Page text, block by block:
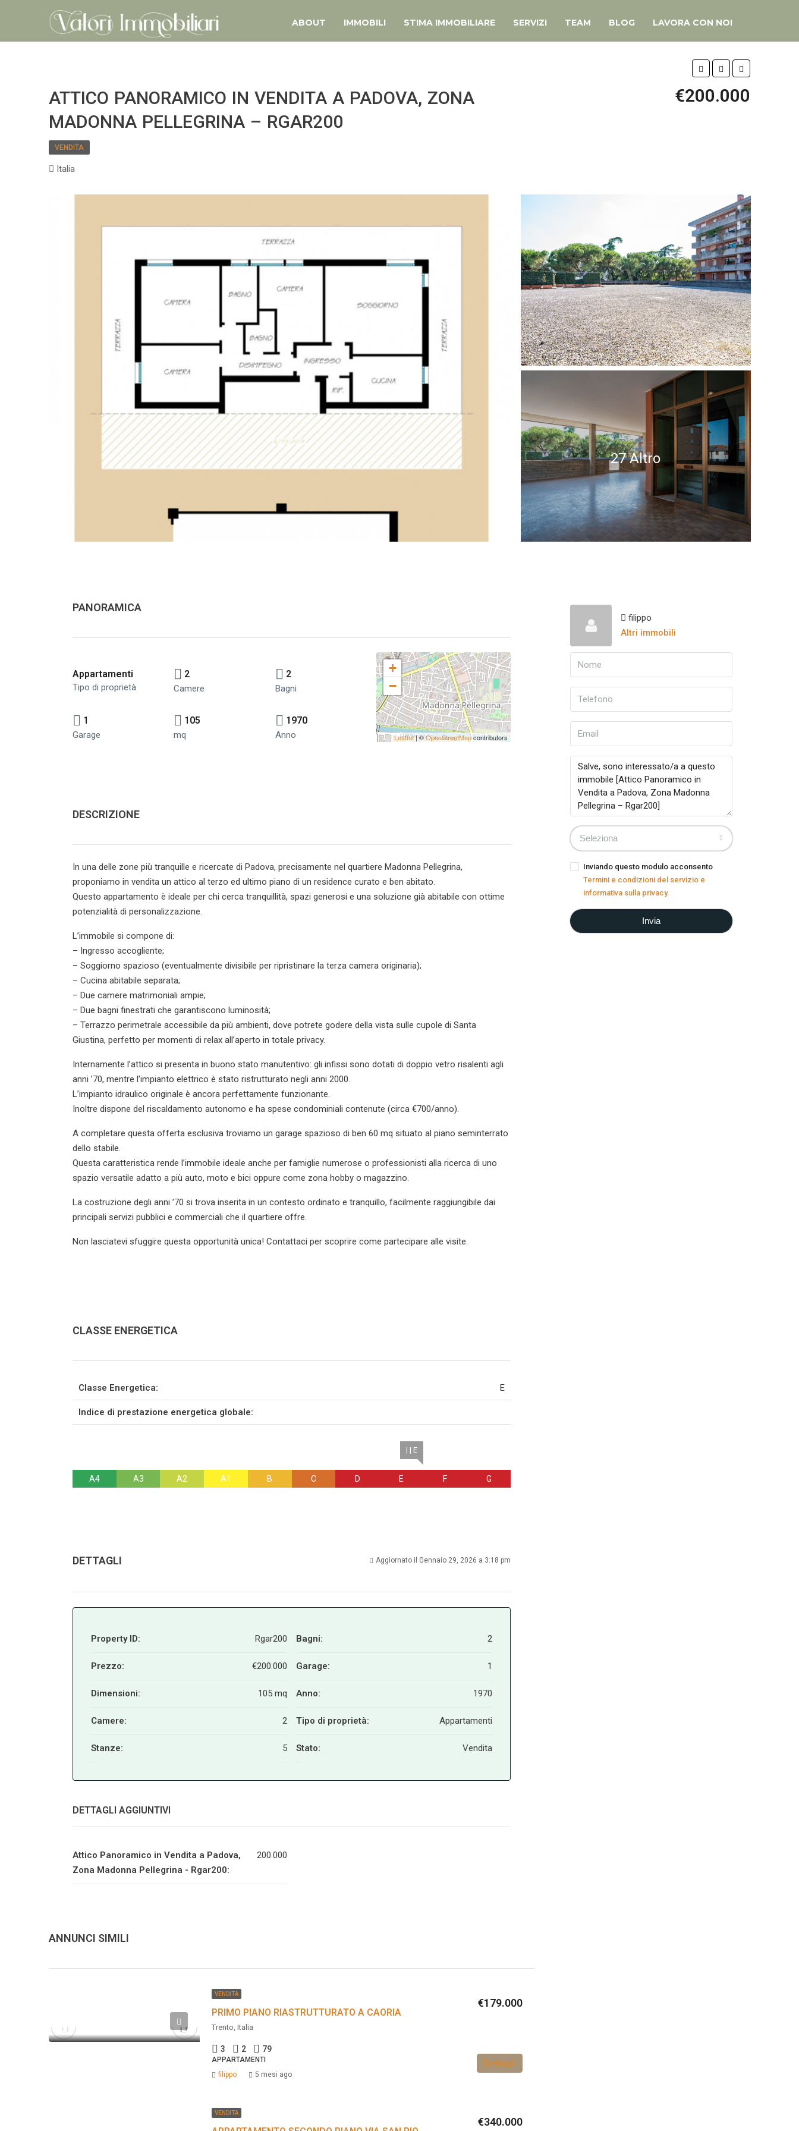
ABOUT IMMOBILI STIMA IMMOBILIARE SERVIZI TEAM BLOG LAVORA CON NOI
ATTICO PANORAMICO IN VENDITA A PADOVA, ZONA
MADONNA PELLEGRINA – RGAR200
€200.000
VENDITA
Italia
27 Altro
PANORAMICA
Appartamenti
Tipo di proprietà
2
Camere
2
Bagni
1
Garage
105
mq
1970
Anno
+
−
Leaflet| ©OpenStreetMapcontributors
DESCRIZIONE
In una delle zone più tranquille e ricercate di Padova, precisamente nel quartiere Madonna Pellegrina,
proponiamo in vendita un attico al terzo ed ultimo piano di un residence curato e ben abitato.
Questo appartamento è ideale per chi cerca tranquillità, spazi generosi e una soluzione già abitabile con ottime
potenzialità di personalizzazione.
L’immobile si compone di:
– Ingresso accogliente;
– Soggiorno spazioso (eventualmente divisibile per ripristinare la terza camera originaria);
– Cucina abitabile separata;
– Due camere matrimoniali ampie;
– Due bagni finestrati che garantiscono luminosità;
– Terrazzo perimetrale accessibile da più ambienti, dove potrete godere della vista sulle cupole di Santa
Giustina, perfetto per momenti di relax all’aperto in totale privacy.
Internamente l’attico si presenta in buono stato manutentivo: gli infissi sono dotati di doppio vetro risalenti agli
anni ’70, mentre l’impianto elettrico è stato ristrutturato negli anni 2000.
L’impianto idraulico originale è ancora perfettamente funzionante.
Inoltre dispone del riscaldamento autonomo e ha spese condominiali contenute (circa €700/anno).
A completare questa offerta esclusiva troviamo un garage spazioso di ben 60 mq situato al piano seminterrato
dello stabile.
Questa caratteristica rende l’immobile ideale anche per famiglie numerose o professionisti alla ricerca di uno
spazio versatile adatto a più auto, moto e bici oppure come zona hobby o magazzino.
La costruzione degli anni ’70 si trova inserita in un contesto ordinato e tranquillo, facilmente raggiungibile dai
principali servizi pubblici e commerciali che il quartiere offre.
Non lasciatevi sfuggire questa opportunità unica! Contattaci per scoprire come partecipare alle visite.
CLASSE ENERGETICA
Classe Energetica: E
Indice di prestazione energetica globale:
A4 A3 A2 A1 B C D
| | E
E F G
DETTAGLI Aggiornato il Gennaio 29, 2026 a 3:18 pm
Property ID: Rgar200
Prezzo: €200.000
Dimensioni: 105 mq
Camere: 2
Stanze: 5
Bagni: 2
Garage: 1
Anno: 1970
Tipo di proprietà: Appartamenti
Stato: Vendita
DETTAGLI AGGIUNTIVI
Attico Panoramico in Vendita a Padova,
Zona Madonna Pellegrina - Rgar200:
200.000
ANNUNCI SIMILI
VENDITA
PRIMO PIANO RIASTRUTTURATO A CAORIA
€179.000
Trento, Italia
3 2 79
APPARTAMENTI Dettagli
filippo 5 mesi ago
VENDITA
€340.000
filippo
Altri immobili
Seleziona
Inviando questo modulo acconsento
Termini e condizioni del servizio e
informativa sulla privacy.
Invia